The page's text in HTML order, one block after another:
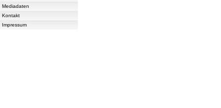
Mediadaten
Kontakt
Impressum